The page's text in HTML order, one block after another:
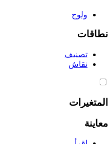
ولوج
نطاقات
تصنيف
نقاش
المتغيرات
معاينة